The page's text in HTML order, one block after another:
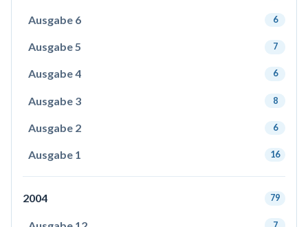
Ausgabe 6 6
Ausgabe 5 7
Ausgabe 4 6
Ausgabe 3 8
Ausgabe 2 6
Ausgabe 1 16
2004 79